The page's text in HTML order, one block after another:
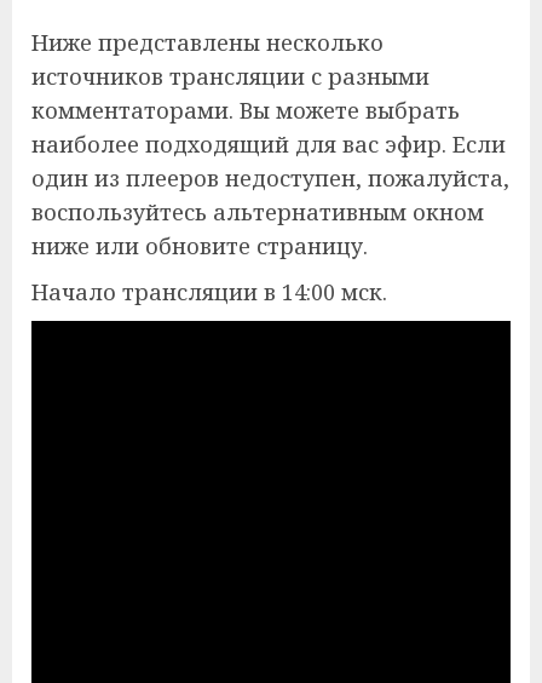
Ниже представлены несколько
источников трансляции с разными
комментаторами. Вы можете выбрать
наиболее подходящий для вас эфир. Если
один из плееров недоступен, пожалуйста,
воспользуйтесь альтернативным окном
ниже или обновите страницу.
Начало трансляции в 14:00 мск.